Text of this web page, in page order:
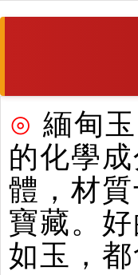
⊙ 緬甸
的化學
體，材
寶藏。
如玉，